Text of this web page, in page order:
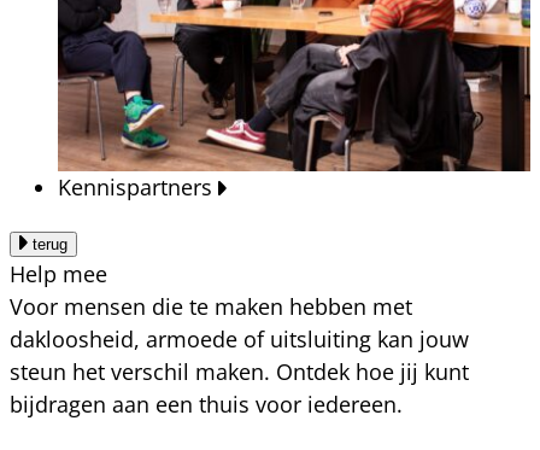
Kennispartners
terug
Help mee
Voor mensen die te maken hebben met
dakloosheid, armoede of uitsluiting kan jouw
steun het verschil maken. Ontdek hoe jij kunt
bijdragen aan een thuis voor iedereen.